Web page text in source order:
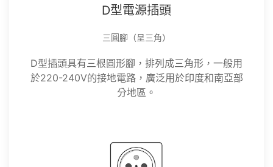
D型電源插頭
三圓腳（呈三角）
D型插頭具有三根圓形腳，排列成三角形，一般用
於220-240V的接地電路，廣泛用於印度和南亞部
分地區。